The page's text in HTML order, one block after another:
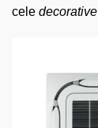
cele decorative